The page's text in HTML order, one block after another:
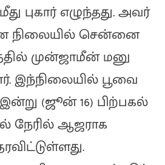
புகார் எழுந்தது. அவர்
நிலையில் சென்னை
முன்ஜாமீன் மனு
இந்நிலையில் பூவை
(ஜூன் 16) பிற்பகல்
நேரில் ஆஜராக